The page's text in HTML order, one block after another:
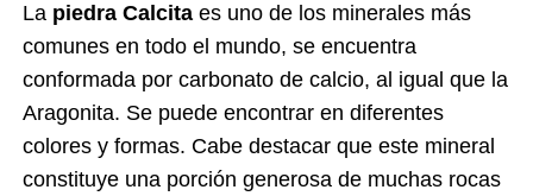
La piedra Calcita es uno de los minerales más
comunes en todo el mundo, se encuentra
conformada por carbonato de calcio, al igual que la
Aragonita. Se puede encontrar en diferentes
colores y formas. Cabe destacar que este mineral
constituye una porción generosa de muchas rocas